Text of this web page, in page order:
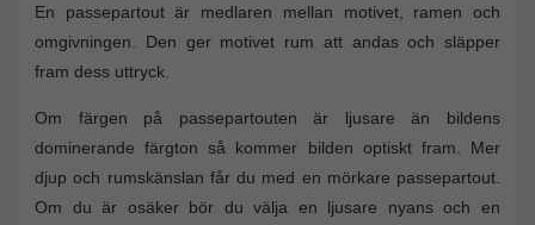
En passepartout är medlaren mellan motivet, ramen och
omgivningen. Den ger motivet rum att andas och släpper
fram dess uttryck.
Om färgen på passepartouten är ljusare än bildens
dominerande färgton så kommer bilden optiskt fram. Mer
djup och rumskänslan får du med en mörkare passepartout.
Om du är osäker bör du välja en ljusare nyans och en